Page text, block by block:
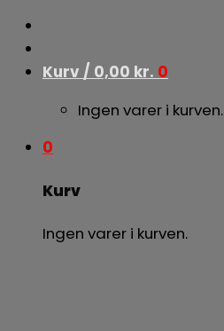
Kurv / 0,00 kr. 0
Ingen varer i kurven.
0
Kurv
Ingen varer i kurven.